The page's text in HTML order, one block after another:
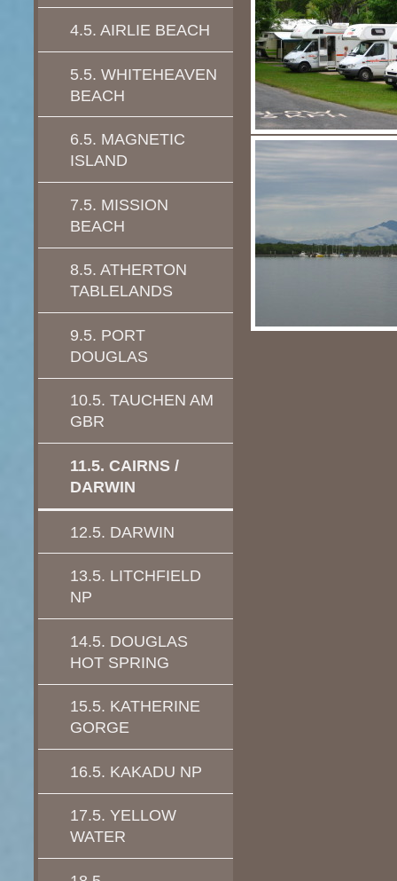
4.5. AIRLIE BEACH
5.5. WHITEHEAVEN
BEACH
6.5. MAGNETIC
ISLAND
7.5. MISSION
BEACH
8.5. ATHERTON
TABLELANDS
9.5. PORT
DOUGLAS
10.5. TAUCHEN AM
GBR
11.5. CAIRNS /
DARWIN
12.5. DARWIN
13.5. LITCHFIELD
NP
14.5. DOUGLAS
HOT SPRING
15.5. KATHERINE
GORGE
16.5. KAKADU NP
17.5. YELLOW
WATER